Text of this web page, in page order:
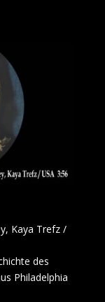
Kaya Trefz /
des
Philadelphia